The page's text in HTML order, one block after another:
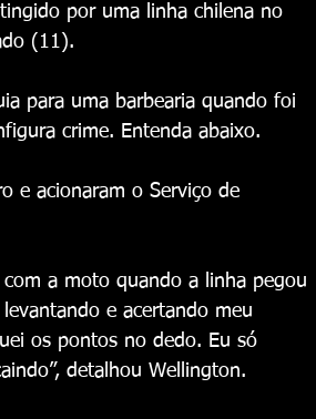
por uma linha chilena no
(11).
para uma barbearia quando foi
crime. Entenda abaixo.
e acionaram o Serviço de
a moto quando a linha pegou
e acertando meu
os pontos no dedo. Eu só
detalhou Wellington.